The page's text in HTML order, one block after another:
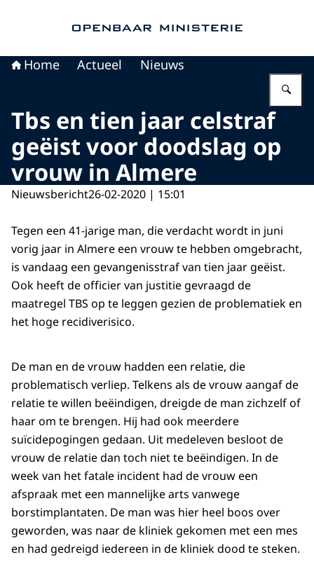
Home Actueel Nieuws
Tbs en tien jaar celstraf
geëist voor doodslag op
vrouw in Almere
Nieuwsbericht26-02-2020 | 15:01
Tegen een 41-jarige man, die verdacht wordt in juni
vorig jaar in Almere een vrouw te hebben omgebracht,
is vandaag een gevangenisstraf van tien jaar geëist.
Ook heeft de officier van justitie gevraagd de
maatregel TBS op te leggen gezien de problematiek en
het hoge recidiverisico.
De man en de vrouw hadden een relatie, die
problematisch verliep. Telkens als de vrouw aangaf de
relatie te willen beëindigen, dreigde de man zichzelf of
haar om te brengen. Hij had ook meerdere
suïcidepogingen gedaan. Uit medeleven besloot de
vrouw de relatie dan toch niet te beëindigen. In de
week van het fatale incident had de vrouw een
afspraak met een mannelijke arts vanwege
borstimplantaten. De man was hier heel boos over
geworden, was naar de kliniek gekomen met een mes
en had gedreigd iedereen in de kliniek dood te steken.